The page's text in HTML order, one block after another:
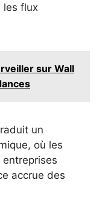
les flux
sur Wall
un
où les
accrue des